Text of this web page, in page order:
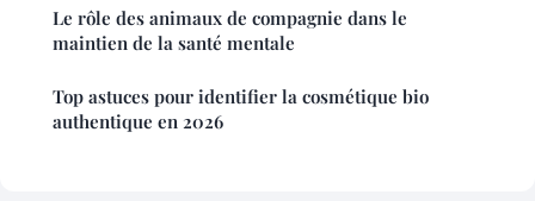
Le rôle des animaux de compagnie dans le
maintien de la santé mentale
Top astuces pour identifier la cosmétique bio
authentique en 2026